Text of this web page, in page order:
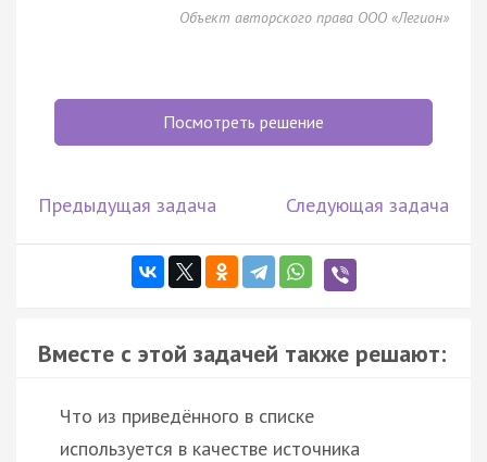
Объект авторского права ООО «Легион»
Посмотреть решение
Предыдущая задача Следующая задача
Вместе с этой задачей также решают:
Что из приведённого в списке
используется в качестве источника